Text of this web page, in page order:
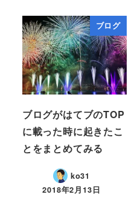
ブログ
ブログがはてブのTOP
に載った時に起きたこ
とをまとめてみる
ko31
2018年2月13日